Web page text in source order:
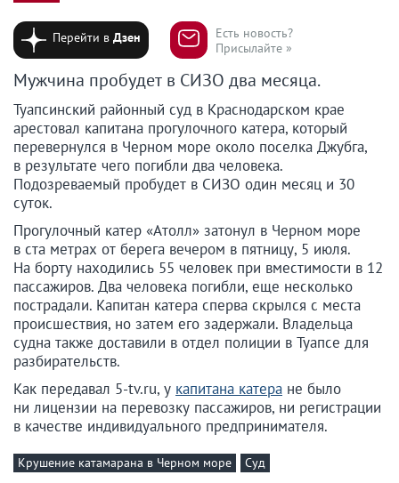
Перейти вДзен
Есть новость?
Присылайте »
Мужчина пробудет в СИЗО два месяца.
Туапсинский районный суд в Краснодарском крае
арестовал капитана прогулочного катера, который
перевернулся в Черном море около поселка Джубга,
в результате чего погибли два человека.
Подозреваемый пробудет в СИЗО один месяц и 30
суток.
Прогулочный катер «Атолл» затонул в Черном море
в ста метрах от берега вечером в пятницу, 5 июля.
На борту находились 55 человек при вместимости в 12
пассажиров. Два человека погибли, еще несколько
пострадали. Капитан катера сперва скрылся с места
происшествия, но затем его задержали. Владельца
судна также доставили в отдел полиции в Туапсе для
разбирательств.
Как передавал 5-tv.ru, у капитана катера не было
ни лицензии на перевозку пассажиров, ни регистрации
в качестве индивидуального предпринимателя.
Крушение катамарана в Черном море Суд